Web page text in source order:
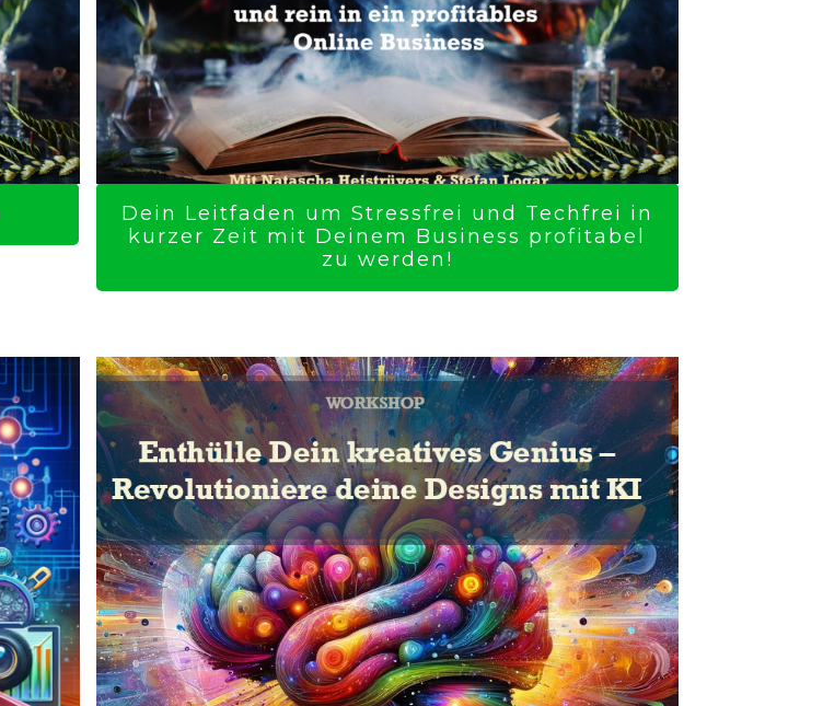
Dein Leitfaden um Stressfrei und Techfrei in
kurzer Zeit mit Deinem Business profitabel
zu werden!